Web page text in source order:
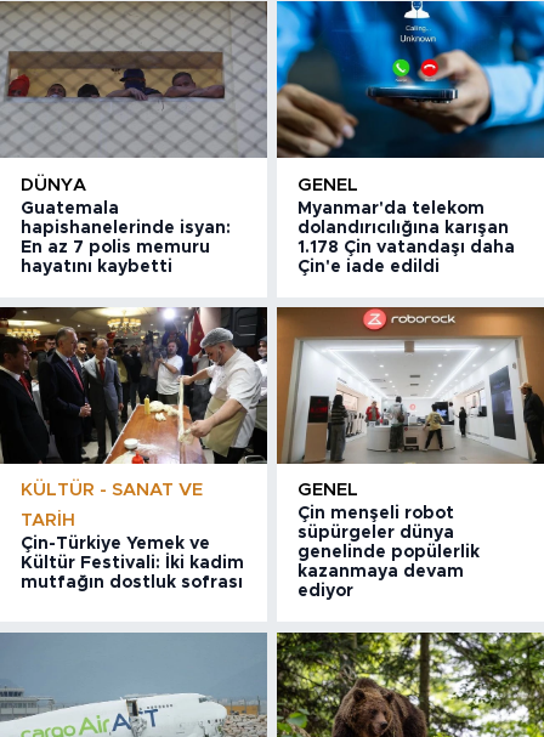
DÜNYA
Guatemala
hapishanelerinde isyan:
En az 7 polis memuru
hayatını kaybetti
GENEL
Myanmar'da telekom
dolandırıcılığına karışan
1.178 Çin vatandaşı daha
Çin'e iade edildi
KÜLTÜR - SANAT VE
TARIH
Çin-Türkiye Yemek ve
Kültür Festivali: İki kadim
mutfağın dostluk sofrası
GENEL
Çin menşeli robot
süpürgeler dünya
genelinde popülerlik
kazanmaya devam
ediyor